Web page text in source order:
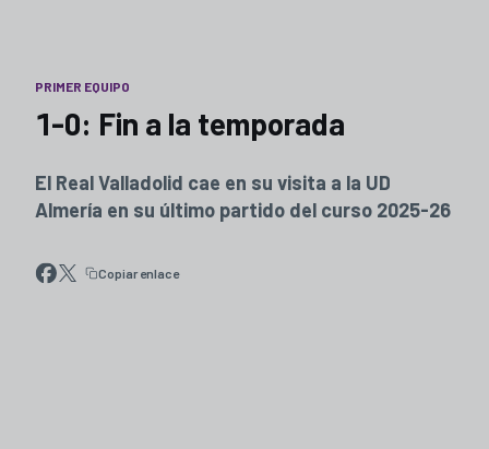
PRIMER EQUIPO
1-0: Fin a la temporada
El Real Valladolid cae en su visita a la UD
Almería en su último partido del curso 2025-26
Copiar enlace